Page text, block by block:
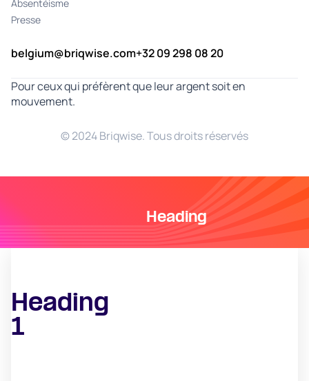
Absentéisme
Presse
belgium@briqwise.com+32 09 298 08 20
Pour ceux qui préfèrent que leur argent soit en
mouvement.
© 2024 Briqwise. Tous droits réservés
Heading
Heading
1